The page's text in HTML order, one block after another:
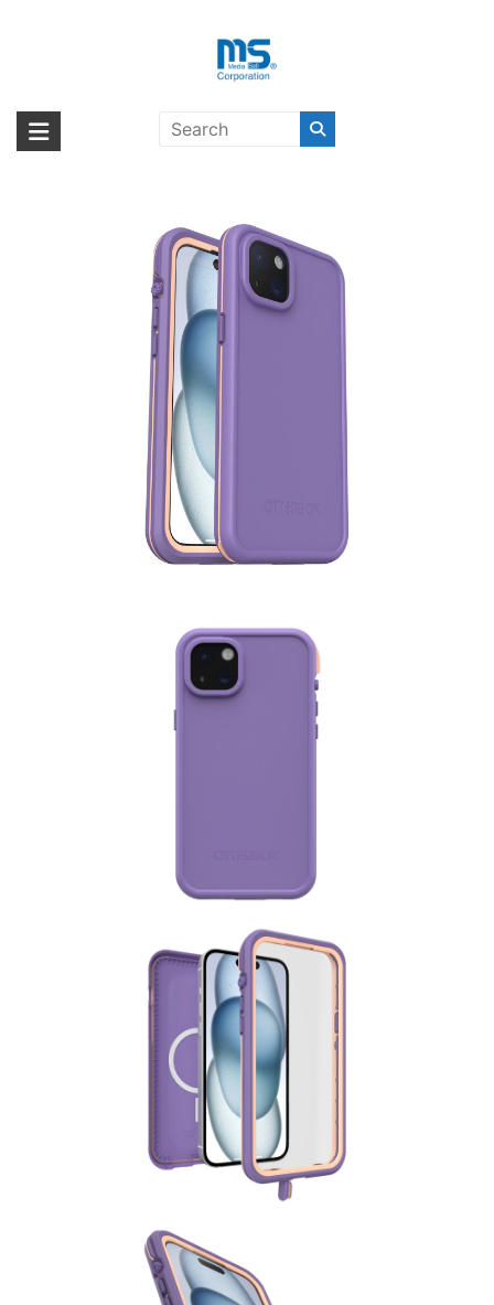
海外輸入ブランド商品｜株式会社
海外事業部が取り揃えている海外輸入商品には、日本では珍しい「海外ブ
ランド」をはじめ「ユニークな商品」「機能的な商品」「コストパフォー
Plus Plum〔オッターボックス〕